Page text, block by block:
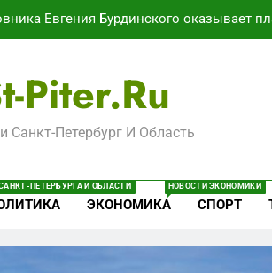
Евгения Бурдинского оказывает
Путёвки есть – мест нет:
данные о складах с военной
В Воронеже участников СВО берут на
Путёвки есть – мест нет:
Piter.ru
Санкт-Петербург И Область
ПЕТЕРБУРГА И ОБЛАСТИ
ЭКОНОМИКА
НОВОСТИ ЭКОНОМИКИ
СПОРТ